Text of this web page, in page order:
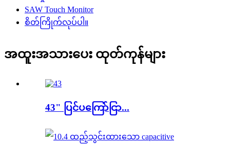
SAW Touch Monitor
စိတ်ကြိုက်လုပ်ပါ။
အထူးအသားပေး ထုတ်ကုန်များ
43" ပြင်ပကြော်ငြာ...